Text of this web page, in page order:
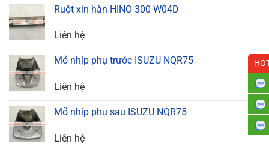
Ruột xin hàn HINO 300 W04D
Liên hệ
Mõ nhíp phụ trước ISUZU NQR75
Liên hệ
Mõ nhíp phụ sau ISUZU NQR75
Liên hệ